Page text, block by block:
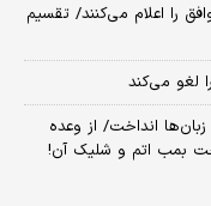
را اعلام می‌کنند/ تقسیم
لغو می‌کند
انداخت/ از وعده